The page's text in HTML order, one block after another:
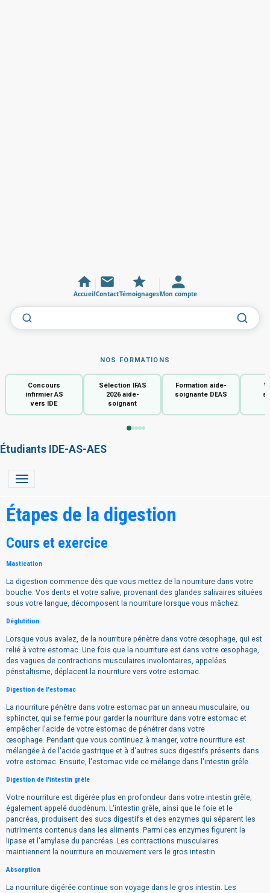
AccueilContactTémoignagesMon compte
NOS FORMATIONS
Concours
infirmier AS
vers IDE
Sélection IFAS
2026 aide-
soignant
Formation aide-
soignante DEAS
Étudiants IDE-AS-AES
Étapes de la digestion
Cours et exercice
Mastication
La digestion commence dès que vous mettez de la nourriture dans votre
bouche. Vos dents et votre salive, provenant des glandes salivaires situées
sous votre langue, décomposent la nourriture lorsque vous mâchez.
Déglutition
Lorsque vous avalez, de la nourriture pénètre dans votre œsophage, qui est
relié à votre estomac. Une fois que la nourriture est dans votre œsophage,
des vagues de contractions musculaires involontaires, appelées
péristaltisme, déplacent la nourriture vers votre estomac.
Digestion de l'estomac
La nourriture pénètre dans votre estomac par un anneau musculaire, ou
sphincter, qui se ferme pour garder la nourriture dans votre estomac et
empêcher l'acide de votre estomac de pénétrer dans votre
œsophage. Pendant que vous continuez à manger, votre nourriture est
mélangée à de l'acide gastrique et à d'autres sucs digestifs présents dans
votre estomac. Ensuite, l'estomac vide ce mélange dans l'intestin grêle.
Digestion de l'intestin grêle
Votre nourriture est digérée plus en profondeur dans votre intestin grêle,
également appelé duodénum. L'intestin grêle, ainsi que le foie et le
pancréas, produisent des sucs digestifs et des enzymes qui séparent les
nutriments contenus dans les aliments. Parmi ces enzymes figurent la
lipase et l'amylase du pancréas. Les contractions musculaires
maintiennent la nourriture en mouvement vers le gros intestin.
Absorption
La nourriture digérée continue son voyage dans le gros intestin. Les